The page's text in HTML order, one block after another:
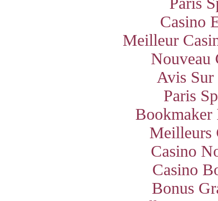
Casino
Meilleur
Nouveau
Avis Sur
Paris
Meilleurs
Casino
Casino
Bonus